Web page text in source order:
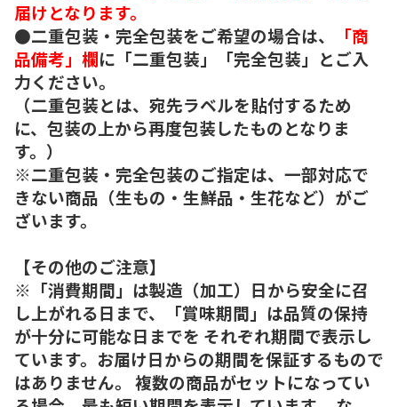
届けとなります。
●二重包装・完全包装をご希望の場合は、
「商
品備考」欄に「二重包装」「完全包装」とご入
力ください。
（二重包装とは、宛先ラベルを貼付するため
に、包装の上から再度包装したものとなりま
す。）
※二重包装・完全包装のご指定は、一部対応で
きない商品（生もの・生鮮品・生花など）がご
ざいます。
【その他のご注意】
※「消費期間」は製造（加工）日から安全に召
し上がれる日まで、「賞味期間」は品質の保持
が十分に可能な日までを それぞれ期間で表示し
ています。お届け日からの期間を保証するもので
はありません。 複数の商品がセットになってい